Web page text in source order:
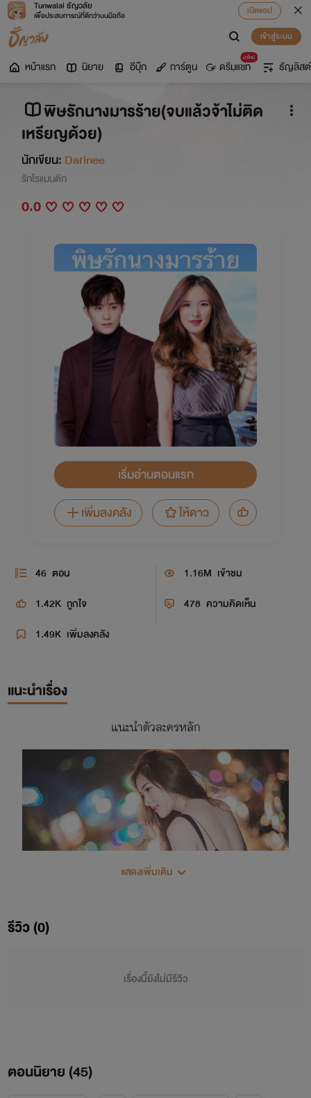
Tunwalai ธัญวลัย
เพื่อประสบการณ์ที่ดีกว่าบนมือถือ
เปิดแอป
เข้าสู่ระบบ
หน้าแรก นิยาย อีบุ๊ก การ์ตูน
มาใหม่
ดรีมแชท ธัญลิสต์
พิษรักนางมารร้าย(จบแล้วจ้าไม่ติด
เหรียญด้วย)
นักเขียน: Darinee
รักโรแมนติก
0.0
เริ่มอ่านตอนแรก
เพิ่มลงคลัง
ให้ดาว
46 ตอน 1.16M เข้าชม
1.42K ถูกใจ 478 ความคิดเห็น
1.49K เพิ่มลงคลัง
แนะนำเรื่อง
แนะนำตัวละครหลัก
มัสซี
ฉันที่ผู้ใหญ่หมายตามาตั้งแต่เด็กเพราะฉะนั้นเค้าจะต้องมีฉันเป็น
แสดงเพิ่มเติม
รีวิว (0)
เรื่องนี้ยังไม่มีรีวิว
ตอนนิยาย (45)